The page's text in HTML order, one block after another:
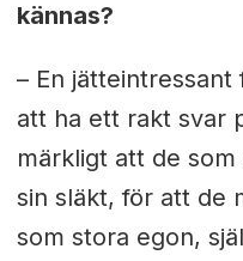
kännas?
– En
att ha ett rakt svar
märkligt att de
sin släkt, för att de
som stora egon,